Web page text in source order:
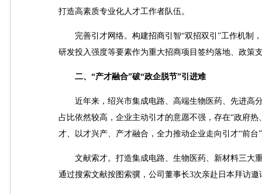
打造高素质专业化人才工作者队伍。
完善引才网络。构建招商引智“双招双引”工作机制
研发投入强度等要素作为重大招商项目签约落地、政策
二、“产才融合”破“政企脱节”引进难
近年来，绍兴市集成电路、高端生物医药、先进高
占比依然较高，企业主动引才的意愿不强，存在“政府
才、以才兴产、产才融合，全力推动企业走向引才“前
文献索才。打造集成电路、生物医药、新材料三大
通过搜索文献按图索骥，公司董事长3次亲赴日本拜访